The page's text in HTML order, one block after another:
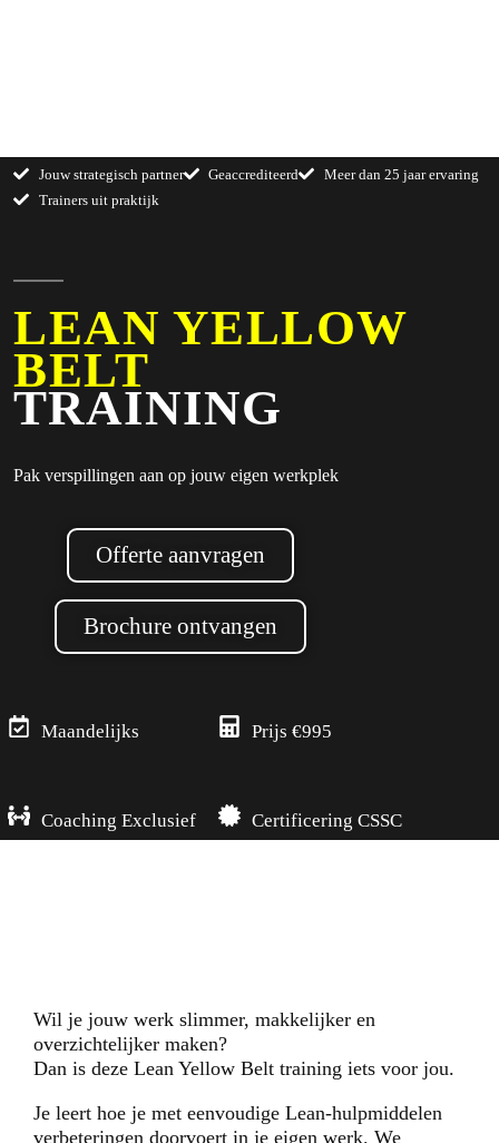
Jouw strategisch partner Geaccrediteerd
Meer dan 25 jaar ervaring
Trainers uit praktijk
LEAN YELLOW
BELT
TRAINING
Pak verspillingen aan op jouw eigen werkplek
Offerte aanvragen
Brochure ontvangen
Maandelijks
Coaching Exclusief
Prijs €995
Certificering CSSC
Wil je jouw werk slimmer, makkelijker en
overzichtelijker maken?
Dan is deze Lean Yellow Belt training iets voor jou.
Je leert hoe je met eenvoudige Lean-hulpmiddelen
verbeteringen doorvoert in je eigen werk. We